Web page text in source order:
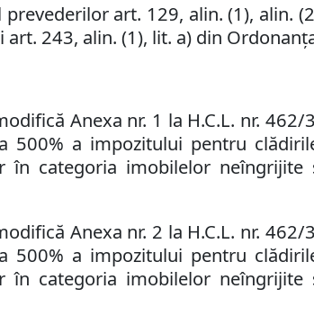
art. 129, alin. (1), alin.
art. 243, alin. (1), lit. a) din
Anexa nr. 1 la H.C.L. nr. 462/
500% a impozitului pentru
în categoria imobilelor
Anexa nr. 2 la H.C.L. nr. 462/
500% a impozitului pentru
în categoria imobilelor